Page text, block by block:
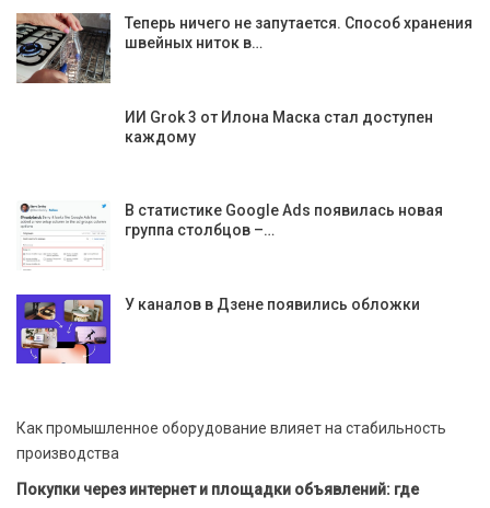
Теперь ничего не запутается. Способ хранения
швейных ниток в…
ИИ Grok 3 от Илона Маска стал доступен
каждому
В статистике Google Ads появилась новая
группа столбцов –…
У каналов в Дзене появились обложки
Как промышленное оборудование влияет на стабильность
производства
Покупки через интернет и площадки объявлений: где